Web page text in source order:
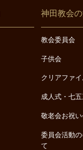
神田教会
教会委員会
子供会
クリアファ
成人式・七五
敬老会お祝
委員会活動
て